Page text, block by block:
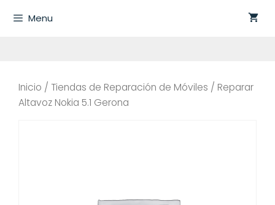
Menu
Inicio / Tiendas de Reparación de Móviles / Reparar
Altavoz Nokia 5.1 Gerona